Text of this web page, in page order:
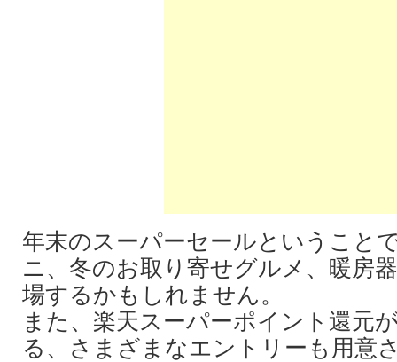
年末のスーパーセールということ
ニ、冬のお取り寄せグルメ、暖房
場するかもしれません。
また、楽天スーパーポイント還元
る、さまざまなエントリーも用意